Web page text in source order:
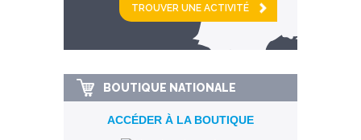
km alentour
BOUTIQUE NATIONALE
ACCÉDER À LA BOUTIQUE